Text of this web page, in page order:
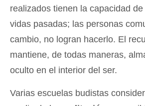
realizados tienen la capacidad
vidas pasadas; las personas
cambio, no logran hacerlo. El
mantiene, de todas maneras,
oculto en el interior del ser.
Varias escuelas budistas